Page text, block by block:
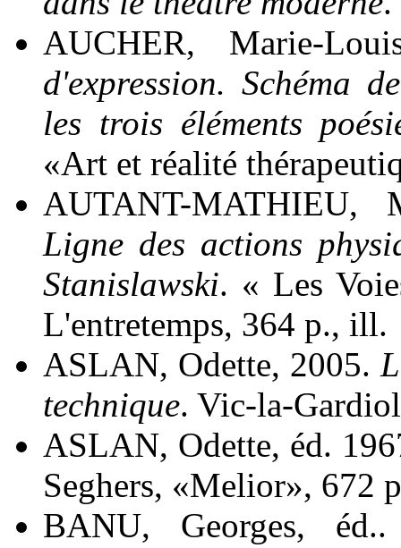
AUCHER, Marie-
d'expression. Schéma
les trois éléments
«Art et réalité
AUTANT-
Ligne des actions
Stanislawski. « Les
L'entretemps, 364 p., ill.
ASLAN, Odette, 2005.
technique. Vic-la-
ASLAN, Odette, éd.
Seghers, «Melior», 672
BANU, Georges,